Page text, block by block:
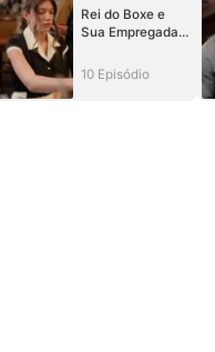
Rei do Boxe e
Sua Empregada
10 Episódio